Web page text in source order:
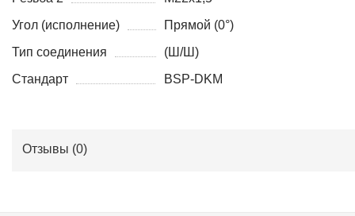
Угол (исполнение)
Прямой (0°)
Тип соединения
(Ш/Ш)
Стандарт
BSP-DKМ
Отзывы (0)